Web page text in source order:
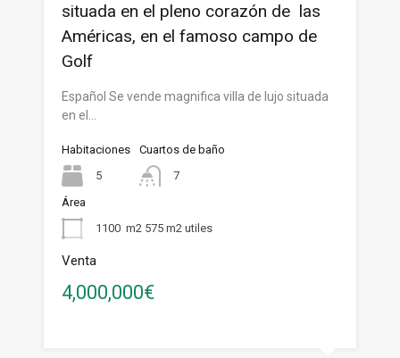
situada en el pleno corazón de las
Américas, en el famoso campo de
Golf
Español Se vende magnifica villa de lujo situada
en el…
Habitaciones
5
Cuartos de baño
7
Área
1100 m2 575 m2 utiles
Venta
4,000,000€